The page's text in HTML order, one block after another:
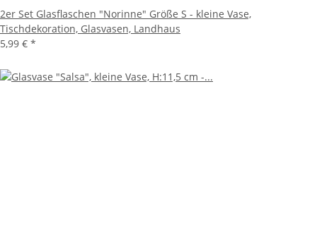
2er Set Glasflaschen "Norinne" Größe S - kleine Vase,
Tischdekoration, Glasvasen, Landhaus
5,99 € *